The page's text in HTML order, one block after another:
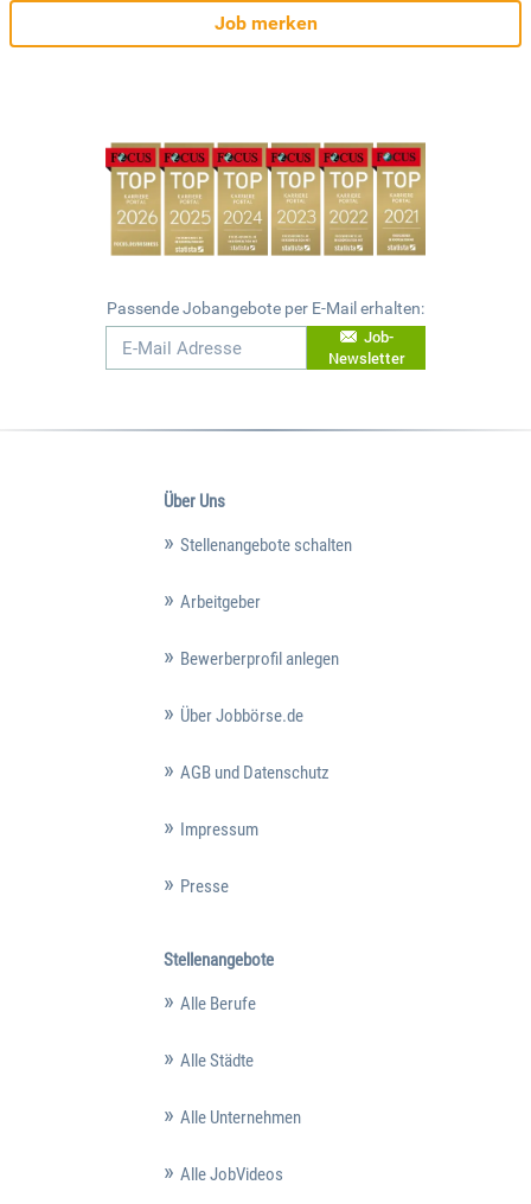
Job merken
Passende Jobangebote per E-Mail erhalten:
Job-
Newsletter
Über Uns
Stellenangebote schalten
Arbeitgeber
Bewerberprofil anlegen
Über Jobbörse.de
AGB und Datenschutz
Impressum
Presse
Stellenangebote
Alle Berufe
Alle Städte
Alle Unternehmen
Alle JobVideos